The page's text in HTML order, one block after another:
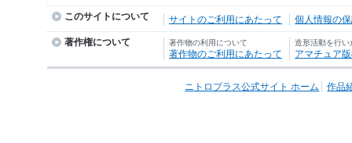
このサイトについて サイトのご利用にあたって 個人情報の
著作権について 著作物の利用について
著作物のご利用にあたって
造形活動を行い
アマチュア
ニトロプラス公式サイト ホーム 作品